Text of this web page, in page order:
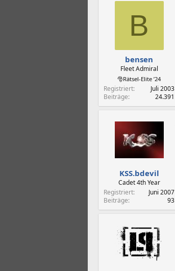
B
bensen
Fleet Admiral
🎅Rätsel-Elite ’24
Registriert
Juli 2003
Beiträge
24.391
KSS.bdevil
Cadet 4th Year
Registriert
Juni 2007
Beiträge
93